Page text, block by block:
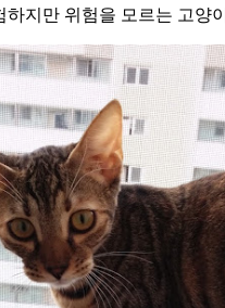
지만 위험을 모르는 고양